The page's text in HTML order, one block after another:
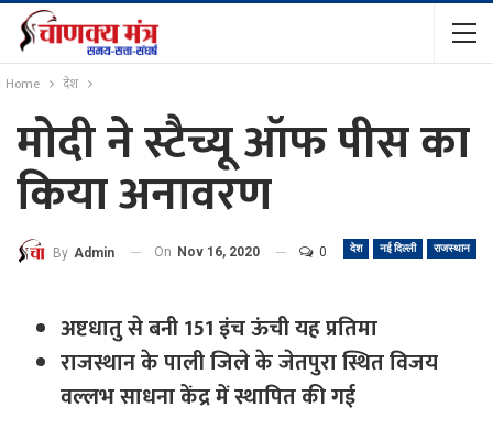
Home देश
मोदी ने स्टैच्यू ऑफ पीस का
किया अनावरण
देश नई दिल्ली राजस्थान
By Admin On Nov 16, 2020 0
अष्टधातु से बनी 151 इंच ऊंची यह प्रतिमा
राजस्थान के पाली जिले के जेतपुरा स्थित विजय
वल्लभ साधना केंद्र में स्थापित की गई